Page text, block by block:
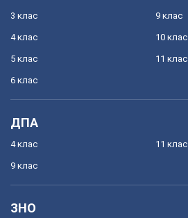
3 клас
4 клас
5 клас
6 клас
9 клас
10 клас
11 клас
ДПА
4 клас
9 клас
11 клас
ЗНО